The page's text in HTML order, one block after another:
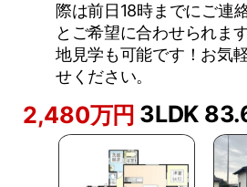
際は前日18時までにご連
とご希望に合わせられま
地見学も可能です！お気
せください。
2,480万円 3LDK